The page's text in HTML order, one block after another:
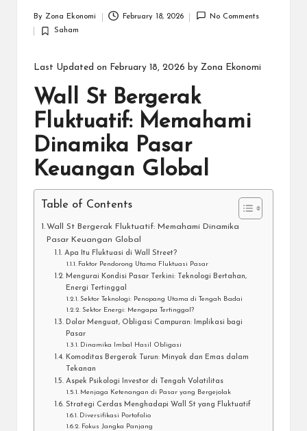
by
By Zona Ekonomi February 18, 2026 No Comments
Posted
Saham
Last Updated on February 18, 2026 by Zona Ekonomi
Wall St Bergerak
Fluktuatif: Memahami
Dinamika Pasar
Keuangan Global
Table of Contents
Wall St Bergerak Fluktuatif: Memahami Dinamika
Pasar Keuangan Global
Apa Itu Fluktuasi di Wall Street?
Faktor Pendorong Utama Fluktuasi Pasar
Mengurai Kondisi Pasar Terkini: Teknologi Bertahan,
Energi Tertinggal
Sektor Teknologi: Penopang Utama di Tengah Badai
Sektor Energi: Mengapa Tertinggal?
Dolar Menguat, Obligasi Campuran: Implikasi bagi
Pasar
Dinamika Imbal Hasil Obligasi
Komoditas Bergerak Turun: Minyak dan Emas dalam
Tekanan
Aspek Psikologi Investor di Tengah Volatilitas
Menjaga Ketenangan di Pasar yang Bergejolak
Strategi Cerdas Menghadapi Wall St yang Fluktuatif
Diversifikasi Portofolio
Fokus Jangka Panjang